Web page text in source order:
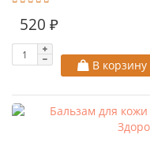
520 ₽
В корзину